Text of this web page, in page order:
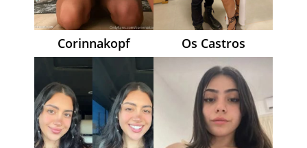
Corinnakopf Os Castros